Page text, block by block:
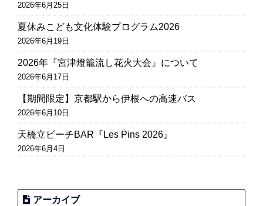
2026年6月25日
夏休みこども文化体験プログラム2026
2026年6月19日
2026年『宮津燈籠流し花火大会』について
2026年6月17日
【期間限定】京都駅から伊根への高速バス
2026年6月10日
天橋立ビーチBAR『Les Pins 2026』
2026年6月4日
アーカイブ